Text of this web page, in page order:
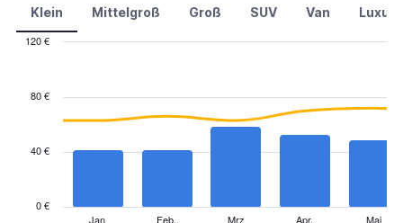
Klein Mittelgroß Groß SUV Van
has
Jan Feb. Mrz Apr. Mai
0 €
40 €
80 €
120 €